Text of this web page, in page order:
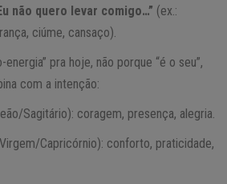
não quero levar comigo…” (ex.:
ciúme, cansaço).
energia” pra hoje, não porque “é o seu”,
com a intenção:
Sagitário): coragem, presença, alegria.
Capricórnio): conforto, praticidade,